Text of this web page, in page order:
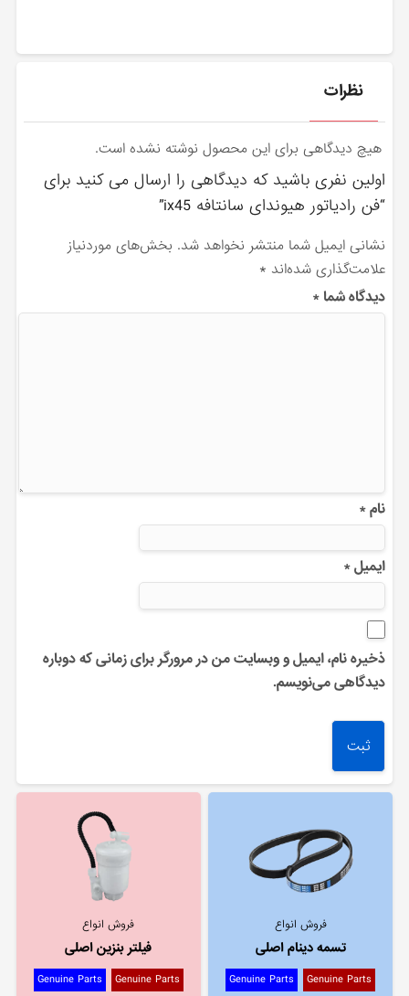
نظرات
هیچ دیدگاهی برای این محصول نوشته نشده است.
اولین نفری باشید که دیدگاهی را ارسال می کنید برای
“فن رادیاتور هیوندای سانتافه ix45”
نشانی ایمیل شما منتشر نخواهد شد. بخش‌های موردنیاز
علامت‌گذاری شده‌اند *
دیدگاه شما*
نام*
ایمیل*
ذخیره نام، ایمیل و وبسایت من در مرورگر برای زمانی که دوباره
دیدگاهی می‌نویسم.
فروش انواع
تسمه دینام اصلی
Genuine Parts
Genuine Parts
فروش انواع
فیلتر بنزین اصلی
Genuine Parts
Genuine Parts